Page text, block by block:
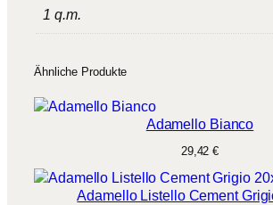
1 q.m.
Ähnliche Produkte
Adamello Bianco
29,42€
Adamello Listello Cement